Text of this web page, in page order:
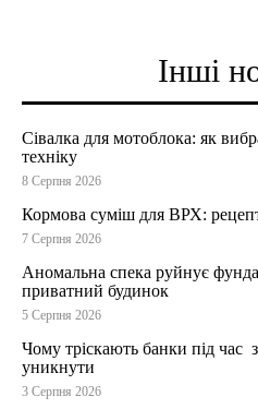
Інші
Сівалка для мотоблока: як
техніку
8 Серпня 2026
Кормова суміш для ВРХ:
7 Серпня 2026
Аномальна спека руйнує
приватний будинок
5 Серпня 2026
Чому тріскають банки під час
уникнути
3 Серпня 2026